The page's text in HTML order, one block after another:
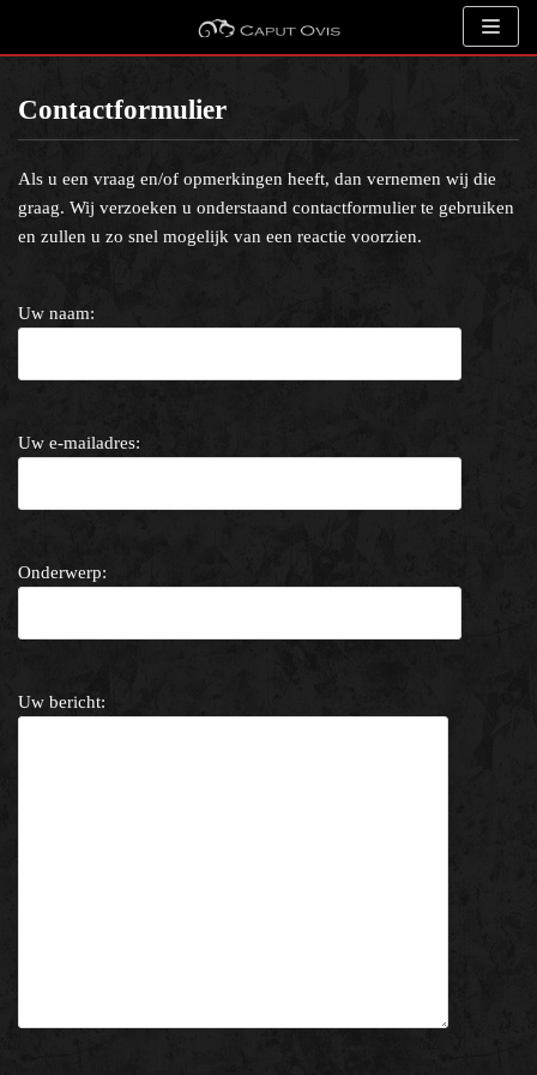
naar
inhoud
Contactformulier
Als u een vraag en/of opmerkingen heeft, dan vernemen wij die
graag. Wij verzoeken u onderstaand contactformulier te gebruiken
en zullen u zo snel mogelijk van een reactie voorzien.
Uw naam:
Uw e-mailadres:
Onderwerp:
Uw bericht: